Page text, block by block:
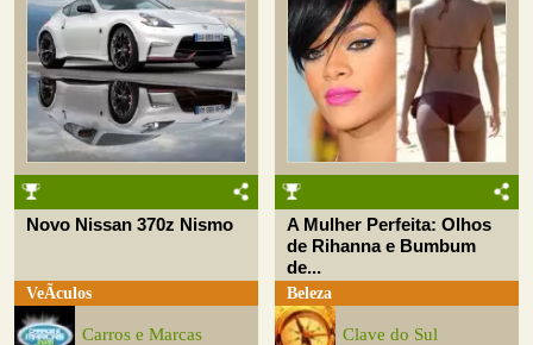
Novo Nissan 370z Nismo
VeÃ­culos
Carros e Marcas
A Mulher Perfeita: Olhos
de Rihanna e Bumbum
de...
Beleza
Clave do Sul